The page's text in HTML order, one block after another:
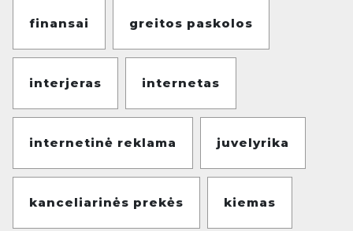
finansai greitos paskolos
interjeras internetas
internetinė reklama juvelyrika
kanceliarinės prekės kiemas